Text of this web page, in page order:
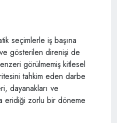
seçimlerle iş başına
gösterilen direnişi de
görülmemiş kitlesel
tahkim eden darbe
dayanakları ve
eridiği zorlu bir döneme